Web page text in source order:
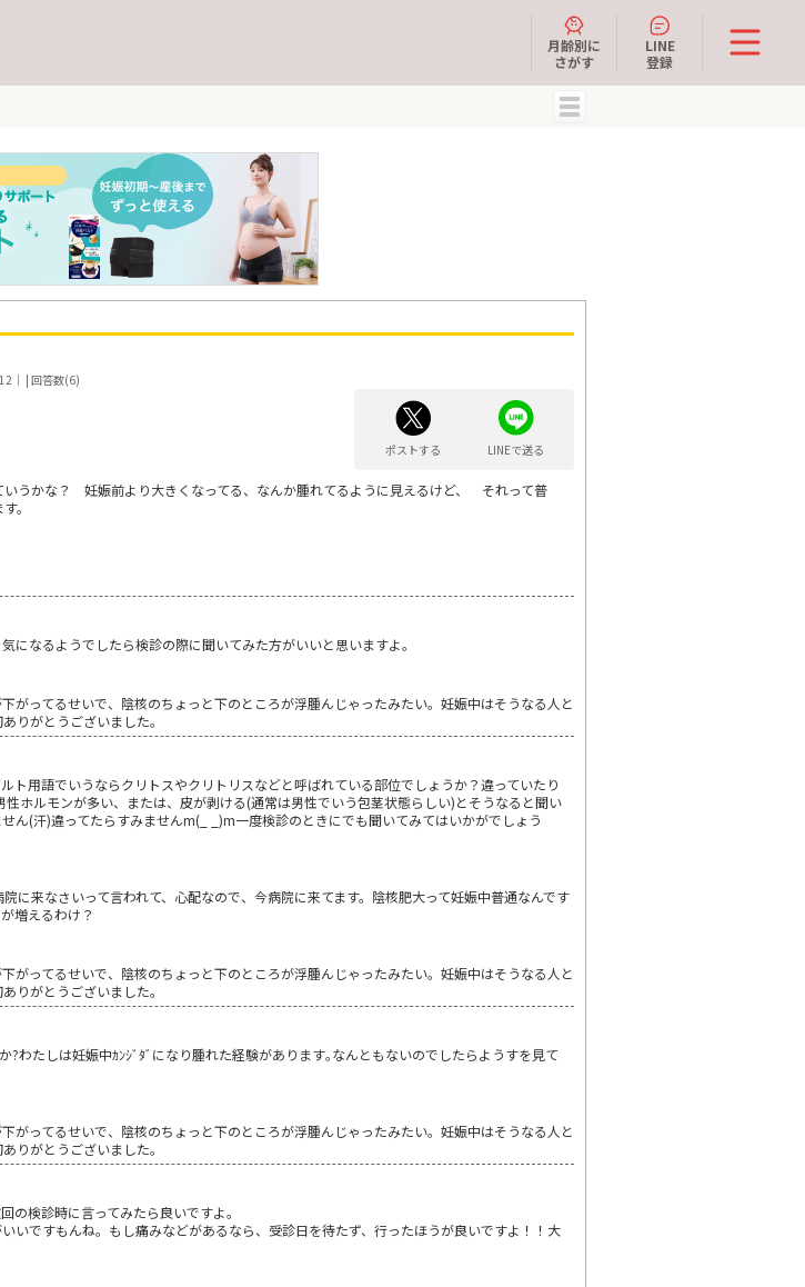
月齢別に
さがす
LINE
登録
｜ | 回答数(6)
ポストする LINEで送る
うかな？ 妊娠前より大きくなってる、なんか腫れてるように見えるけど、 それって普
。
なるようでしたら検診の際に聞いてみた方がいいと思いますよ。
がってるせいで、陰核のちょっと下のところが浮腫んじゃったみたい。妊娠中はそうなる人と
りがとうございました。
用語でいうならクリトスやクリトリスなどと呼ばれている部位でしょうか？違っていたり
ホルモンが多い、または、皮が剥ける(通常は男性でいう包茎状態らしい)とそうなると聞い
ん(汗)違ってたらすみませんm(_ _)m一度検診のときにでも聞いてみてはいかがでしょう
に来なさいって言われて、心配なので、今病院に来てます。陰核肥大って妊娠中普通なんです
増えるわけ？
がってるせいで、陰核のちょっと下のところが浮腫んじゃったみたい。妊娠中はそうなる人と
りがとうございました。
わたしは妊娠中ｶﾝｼﾞﾀﾞになり腫れた経験があります｡なんともないのでしたらようすを見て
がってるせいで、陰核のちょっと下のところが浮腫んじゃったみたい。妊娠中はそうなる人と
りがとうございました。
の検診時に言ってみたら良いですよ。
いですもんね。もし痛みなどがあるなら、受診日を待たず、行ったほうが良いですよ！！大